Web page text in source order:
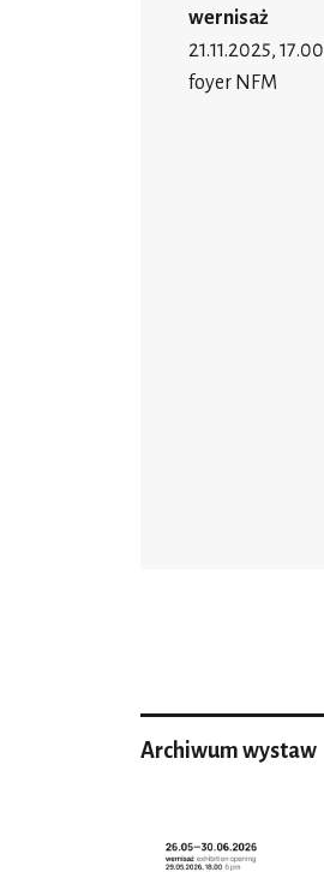
wernisaż
21.11.2025, 17.00
foyer NFM
Archiwum wystaw